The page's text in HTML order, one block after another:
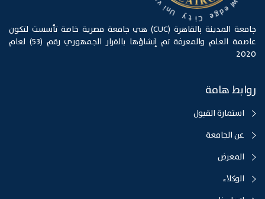
C
i
t
y
U
n
i
v
e e
d
g
e
جامعة المدينة بالقاهرة (CUC) هي جامعة مصرية خاصة تأسست لتكون
عاصمة العلم والمعرفة تم إنشاؤها بالقرار الجمهوري رقم (53) لعام
2020
روابط هامة
استمارة القبول
عن الجامعة
المعرض
الوكلاء